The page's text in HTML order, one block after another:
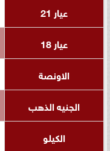
عيار 21
عيار 18
الاونصة
الجنيه الذهب
الكيلو